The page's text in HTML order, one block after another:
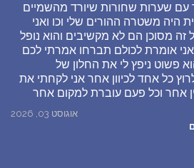
עם שערות שחורות שיורד מהשמיים
היה משטרה ההורים שלי וכו ואני
מסוכן הם לא מקשיבים והוא נופל
אומרת לכולם תברחו אמרתי לכם
פשוט ניפץ לי את החלון של
כל אחד לכיוון אחר אני לקחתי את
אחר וכל פעם עוברת למקום אחר
אוגוסט 03, 2026